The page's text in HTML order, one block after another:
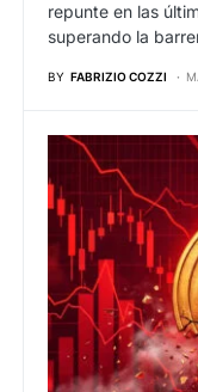
repunte en las
superando la
BY FABRIZIO COZZI